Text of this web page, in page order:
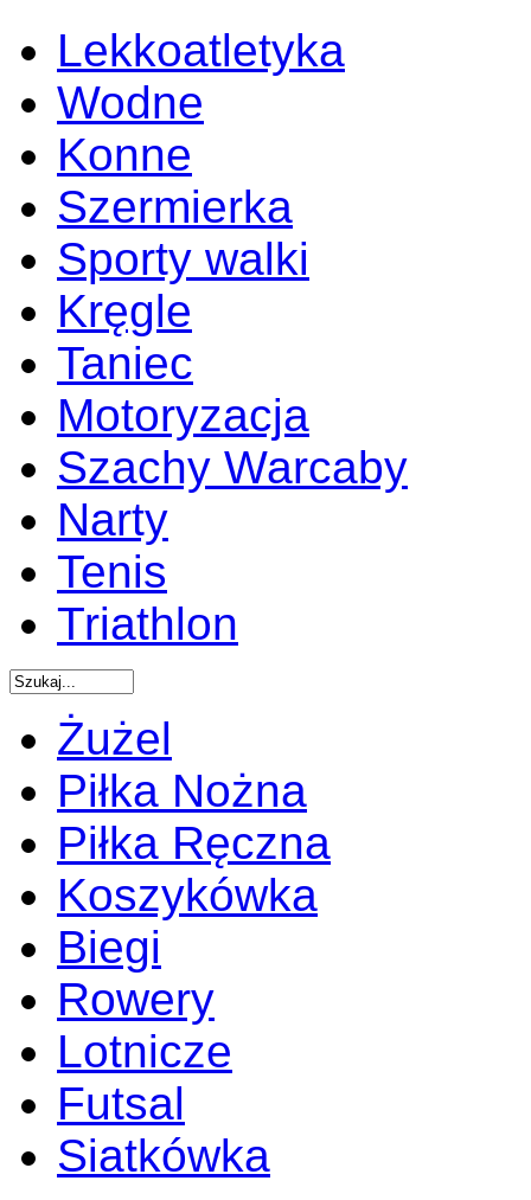
Lekkoatletyka
Wodne
Konne
Szermierka
Sporty walki
Kręgle
Taniec
Motoryzacja
Szachy Warcaby
Narty
Tenis
Triathlon
Żużel
Piłka Nożna
Piłka Ręczna
Koszykówka
Biegi
Rowery
Lotnicze
Futsal
Siatkówka